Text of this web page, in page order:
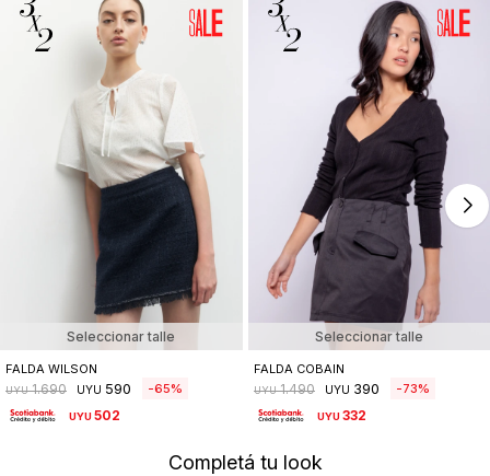
Seleccionar talle
FALDA WILSON
UYU 1.690 UYU 590 65
UYU502
Seleccionar talle
FALDA COBAIN
UYU 1.490 UYU 390 73
UYU 332
Completá tu look